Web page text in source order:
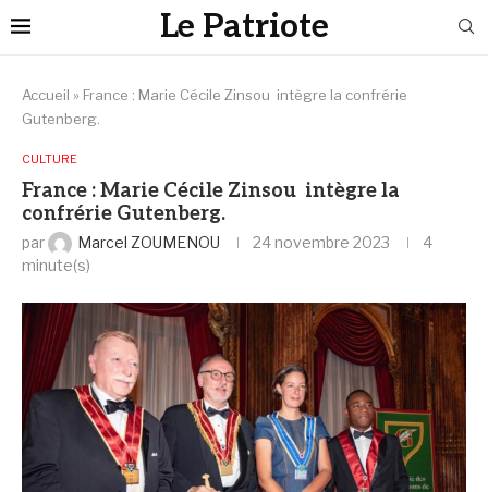
Le Patriote
Accueil » France : Marie Cécile Zinsou intègre la confrérie
Gutenberg.
CULTURE
France : Marie Cécile Zinsou intègre la
confrérie Gutenberg.
par Marcel ZOUMENOU 24 novembre 2023
4
minute(s)